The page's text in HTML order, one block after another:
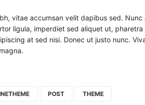
vitae accumsan velit dapibus sed.
ligula, imperdiet sed aliquet ut,
at sed nisi. Donec ut justo nunc.
POST THEME